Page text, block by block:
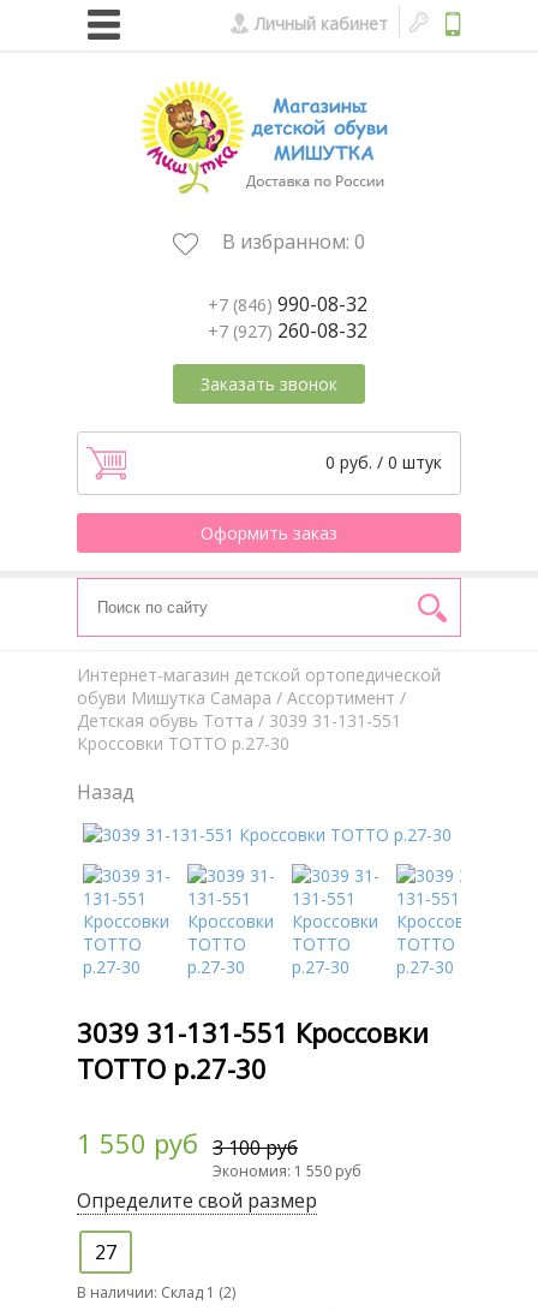
Личный кабинет
В избранном: 0
+7 (846) 990-08-32
+7 (927) 260-08-32
Заказать звонок
0 руб. / 0 штук
Оформить заказ
Интернет-магазин детской ортопедической
обуви Мишутка Самара / Aссортимент /
Детская обувь Тотта / 3039 31-131-551
Кроссовки ТОТТО р.27-30
Назад
3039 31-131-551 Кроссовки
ТОТТО р.27-30
1 550 руб 3 100 руб
Экономия: 1 550 руб
Определите свой размер
27
В наличии: Склад 1 (2)